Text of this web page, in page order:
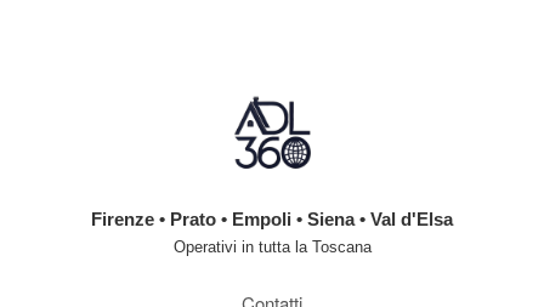
Firenze • Prato • Empoli • Siena • Val d'Elsa
Operativi in tutta la Toscana